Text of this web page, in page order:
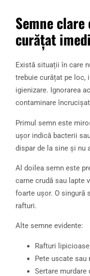
Semne
curățat
Există situații în care
trebuie curățat pe loc,
igienizare. Ignorarea
contaminare
Primul semn este
ușor indică bacterii
dispar de la sine și nu
Al doilea semn este
carne crudă sau lapte
foarte ușor. O singură
rafturi.
Alte semne evidente:
Rafturi lipicioase
Pete uscate sau
Sertare murdare